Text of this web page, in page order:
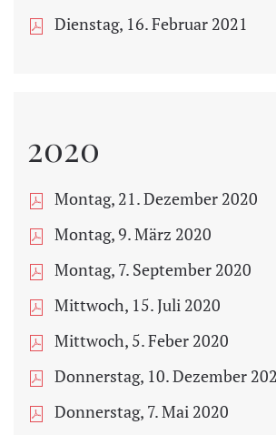
Dienstag, 16. Februar 2021
2020
Montag, 21. Dezember 2020
Montag, 9. März 2020
Montag, 7. September 2020
Mittwoch, 15. Juli 2020
Mittwoch, 5. Feber 2020
Donnerstag, 10. Dezember
Donnerstag, 7. Mai 2020